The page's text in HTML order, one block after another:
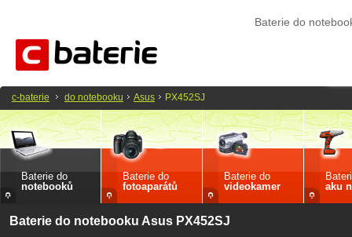
Baterie do
Baterie do
notebooků
Baterie do
fotoaparátů
Baterie do
videokamer
aku
Baterie do notebooku Asus PX452SJ
c-baterie do notebooku Asus PX452SJ